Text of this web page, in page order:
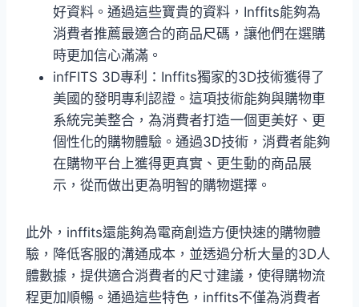
好資料。通過這些寶貴的資料，Inffits能夠為
消費者推薦最適合的商品尺碼，讓他們在選購
時更加信心滿滿。
infFITS 3D專利：Inffits獨家的3D技術獲得了
美國的發明專利認證。這項技術能夠與購物車
系統完美整合，為消費者打造一個更美好、更
個性化的購物體驗。通過3D技術，消費者能夠
在購物平台上獲得更真實、更生動的商品展
示，從而做出更為明智的購物選擇。
此外，inffits還能夠為電商創造方便快速的購物體
驗，降低客服的溝通成本，並透過分析大量的3D人
體數據，提供適合消費者的尺寸建議，使得購物流
程更加順暢。通過這些特色，inffits不僅為消費者